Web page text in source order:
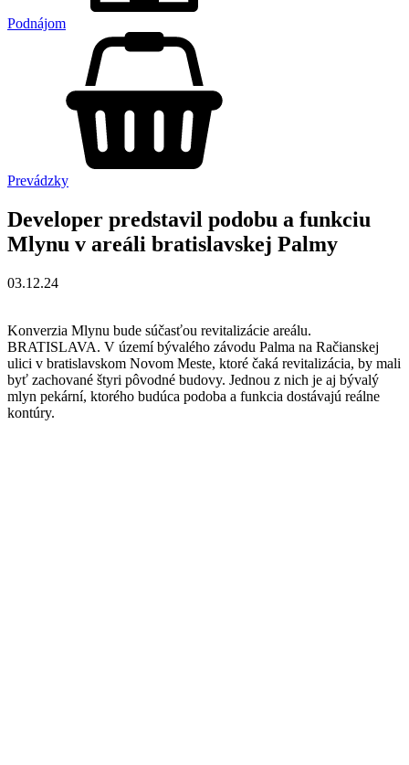
Podnájom
Prevádzky
Developer predstavil podobu a funkciu
Mlynu v areáli bratislavskej Palmy
03.12.24
Konverzia Mlynu bude súčasťou revitalizácie areálu.
BRATISLAVA. V území bývalého závodu Palma na Račianskej
ulici v bratislavskom Novom Meste, ktoré čaká revitalizácia, by mali
byť zachované štyri pôvodné budovy. Jednou z nich je aj bývalý
mlyn pekární, ktorého budúca podoba a funkcia dostávajú reálne
kontúry.